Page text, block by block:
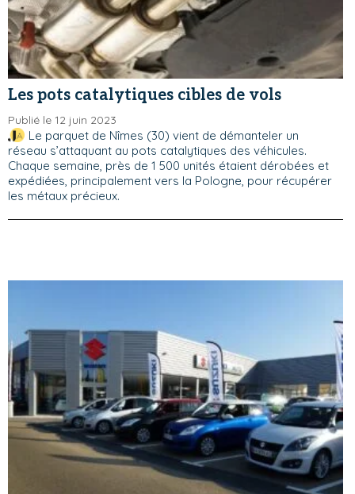
Les pots catalytiques cibles de vols
Publié le 12 juin 2023
Le parquet de Nîmes (30) vient de démanteler un
réseau s’attaquant au pots catalytiques des véhicules.
Chaque semaine, près de 1 500 unités étaient dérobées et
expédiées, principalement vers la Pologne, pour récupérer
les métaux précieux.